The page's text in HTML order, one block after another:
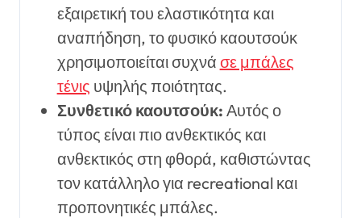
εξαιρετική του ελαστικότητα και
αναπήδηση, το φυσικό καουτσούκ
χρησιμοποιείται συχνά σε μπάλες
τένις υψηλής ποιότητας.
Συνθετικό καουτσούκ: Αυτός ο
τύπος είναι πιο ανθεκτικός και
ανθεκτικός στη φθορά, καθιστώντας
τον κατάλληλο για recreational και
προπονητικές μπάλες.